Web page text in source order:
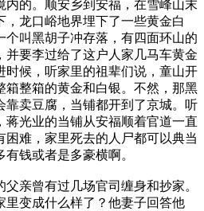
内的。顺安乡到安福，在雪峰山末
龙口峪地界埋下了一些黄金白
个叫黑胡子冲存落，有四面环山的
并要李过给了这户人家几马车黄金
时候，听家里的祖辈们说，童山开
箱整箱的黄金和白银。不然，那黑
靠卖豆腐，当铺都开到了京城。听
蒋光业的当铺从安福顺着官道一直
难，家里死去的人尸都可以典当
钱或者是多豪横啊。
亲曾有过几场官司缠身和抄家。
里变成什么样了？他妻子回答他